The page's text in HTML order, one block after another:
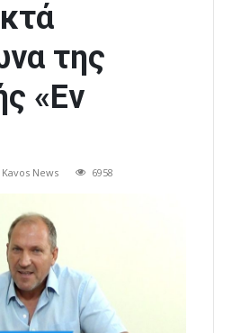
της
«Εν
Kavos News 6958